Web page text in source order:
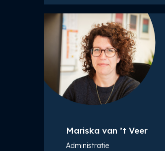
Mariska van ’t Veer
Administratie